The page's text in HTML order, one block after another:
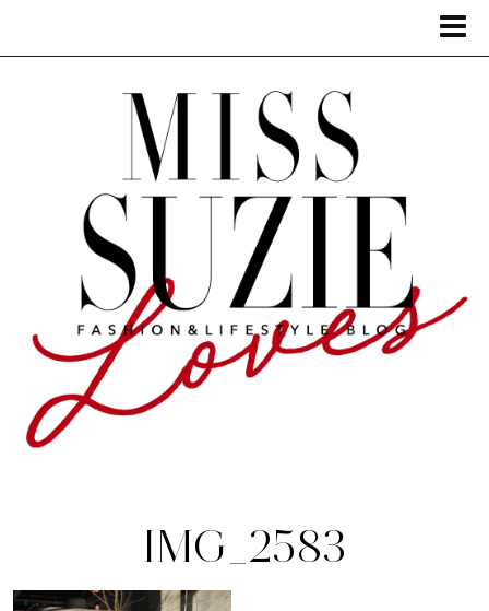
IMG_2583